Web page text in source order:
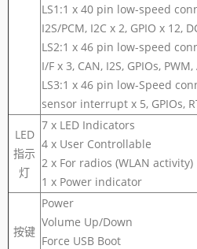
LS1:1 x 40 pin low-speed
I2S/PCM, I2C x 2, GPIO x 12,
LS2:1 x 46 pin low-speed
I/F x 3, CAN, I2S, GPIOs,
LS3:1 x 46 pin low-Speed
sensor interrupt x 5, GPIOs,
LED
指示
灯
7 x LED Indicators
4 x User Controllable
2 x For radios (WLAN activity)
1 x Power indicator
按键
Power
Volume Up/Down
Force USB Boot